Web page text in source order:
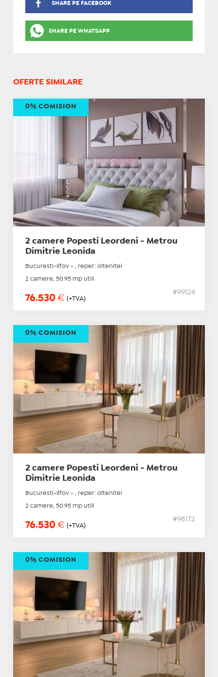
SHARE PE FACEBOOK
SHARE PE WHATSAPP
OFERTE SIMILARE
2 camere Popesti Leordeni - Metrou
Dimitrie Leonida
Bucuresti-Ilfov - , reper: oltenitei
2 camere, 50.95 mp utili
76.530 € (+TVA)
#99124
0% COMISION
2 camere Popesti Leordeni - Metrou
Dimitrie Leonida
Bucuresti-Ilfov - , reper: oltenitei
2 camere, 50.95 mp utili
76.530 € (+TVA)
#98172
0% COMISION
0% COMISION